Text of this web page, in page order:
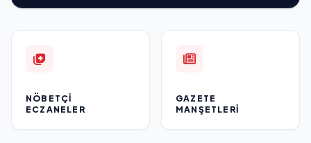
NÖBETÇI
ECZANELER
GAZETE
MANŞETLERI